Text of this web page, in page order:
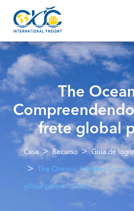
The
frete global
Casa Recurso Guia de
The Oceanic Lifeline:
global para o oceano